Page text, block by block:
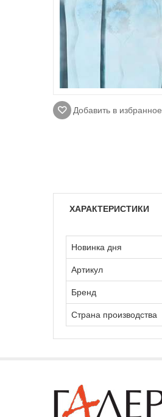
Добавить в избранное
ХАРАКТЕРИСТИКИ
Новинка дня
Артикул
Бренд
Страна производства